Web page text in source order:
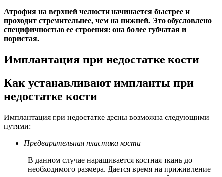
Атрофия на верхней челюсти начинается быстрее и
проходит стремительнее, чем на нижней. Это обусловлено
специфичностью ее строения: она более губчатая и
пористая.
Имплантация при недостатке кости
Как устанавливают импланты при
недостатке кости
Имплантация при недостатке десны возможна следующими
путями:
Предварительная пластика кости
В данном случае наращивается костная ткань до
необходимого размера. Дается время на приживление